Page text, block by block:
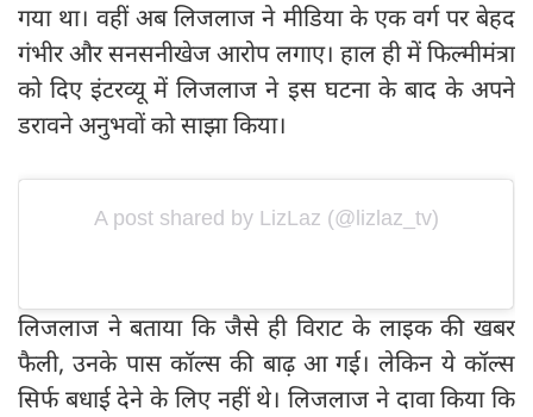
गया था। वहीं अब लिजलाज ने मीडिया के एक वर्ग पर बेहद
गंभीर और सनसनीखेज आरोप लगाए। हाल ही में फिल्मीमंत्रा
को दिए इंटरव्यू में लिजलाज ने इस घटना के बाद के अपने
डरावने अनुभवों को साझा किया।
A post shared by LizLaz (@lizlaz_tv)
लिजलाज ने बताया कि जैसे ही विराट के लाइक की खबर
फैली, उनके पास कॉल्स की बाढ़ आ गई। लेकिन ये कॉल्स
सिर्फ बधाई देने के लिए नहीं थे। लिजलाज ने दावा किया कि